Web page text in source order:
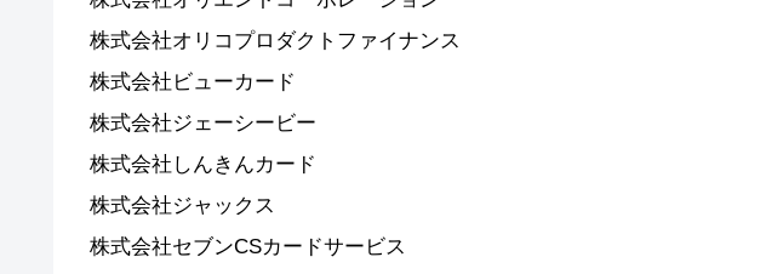
株式会社オリコプロダクトファイナンス
株式会社ビューカード
株式会社ジェーシービー
株式会社しんきんカード
株式会社ジャックス
株式会社セブンCSカードサービス